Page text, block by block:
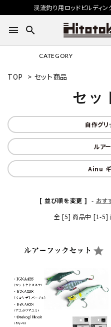
渓流釣り用ロッドビルディ
menu search
CATEGORY
TOP > セット商品
セッ
自作グリ
ルア
Ainu ギ
[ 並び順を変更 ] - おす
全 [5] 商品中 [1-5]
star